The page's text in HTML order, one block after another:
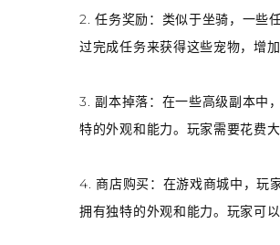
2. 任务奖励：类似于坐骑，一些
过完成任务来获得这些宠物，增
3. 副本掉落：在一些高级副本中
特的外观和能力。玩家需要花费
4. 商店购买：在游戏商城中，玩
拥有独特的外观和能力。玩家可